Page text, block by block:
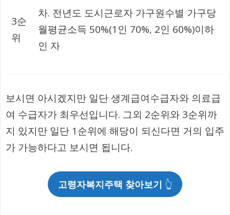
3순
위
차. 전년도 도시근로자 가구원수별 가구당
월평균소득 50%(1인 70%, 2인 60%)이하
인 자
보시면 아시겠지만 일단 생계급여수급자와 의료급
여 수급자가 최우선입니다. 그외 2순위와 3순위까
지 있지만 일단 1순위에 해당이 되신다면 거의 입주
가 가능하다고 보시면 됩니다.
고령자복지주택 찾아보기 👆